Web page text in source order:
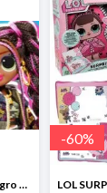
Lalki L.O.L. Surprise na Allegro w super cenach od 25,90 zł
-60%